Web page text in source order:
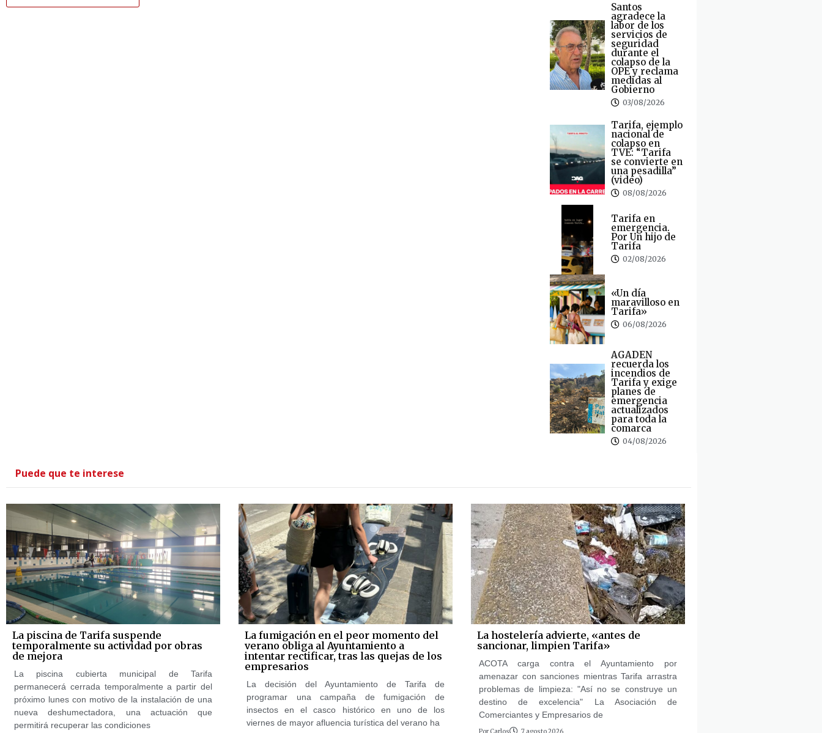
Santos
agradece la
labor de los
servicios de
seguridad
durante el
colapso de la
OPE y reclama
medidas al
Gobierno
03/08/2026
Tarifa, ejemplo
nacional de
colapso en
TVE: “Tarifa
se convierte en
una pesadilla”
(video)
08/08/2026
Tarifa en
emergencia.
Por Un hijo de
Tarifa
02/08/2026
«Un día
maravilloso en
Tarifa»
06/08/2026
AGADEN
recuerda los
incendios de
Tarifa y exige
planes de
emergencia
actualizados
para toda la
comarca
04/08/2026
Puede que te interese
La piscina de Tarifa suspende
temporalmente su actividad por obras
de mejora
La piscina cubierta municipal de Tarifa
permanecerá cerrada temporalmente a partir del
próximo lunes con motivo de la instalación de una
nueva deshumectadora, una actuación que
permitirá recuperar las condiciones
La fumigación en el peor momento del
verano obliga al Ayuntamiento a
intentar rectificar, tras las quejas de los
empresarios
La decisión del Ayuntamiento de Tarifa de
programar una campaña de fumigación de
insectos en el casco histórico en uno de los
viernes de mayor afluencia turística del verano ha
La hostelería advierte, «antes de
sancionar, limpien Tarifa»
ACOTA carga contra el Ayuntamiento por
amenazar con sanciones mientras Tarifa arrastra
problemas de limpieza: "Así no se construye un
destino de excelencia" La Asociación de
Comerciantes y Empresarios de
Por Carlos 7 agosto 2026